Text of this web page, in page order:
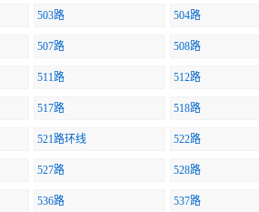
503路 504路
507路 508路
511路 512路
517路 518路
521路环线 522路
527路 528路
536路 537路